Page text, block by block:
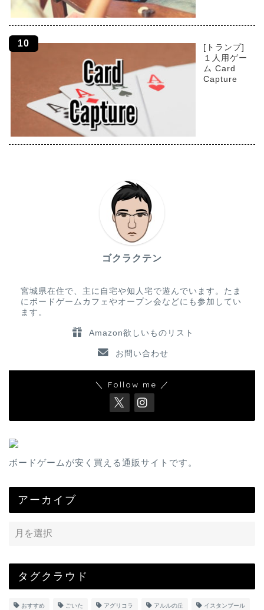
[トランプ]
１人用ゲー
ム Card
Capture
ゴクラクテン
宮城県在住で、主に自宅や知人宅で遊んでいます。たま
にボードゲームカフェやオープン会などにも参加してい
ます。
Amazon欲しいものリスト
お問い合わせ
＼ Follow me ／
ボードゲームが安く買える通販サイトです。
アーカイブ
タグクラウド
おすすめ ごいた アグリコラ アルルの丘 イスタンブール